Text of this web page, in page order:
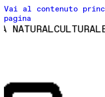
Vai al contenuto
pagina